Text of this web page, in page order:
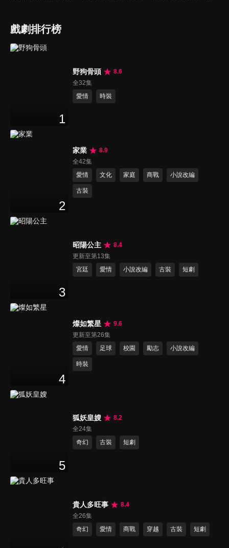
戲劇排行榜
1
野狗骨頭
8.6
全32集
愛情
時裝
2
家業
8.9
全42集
愛情
文化 家庭 商戰 小說改編
古裝
3
昭陽公主
8.4
更新至第13集
宮廷
愛情 小說改編 古裝 短劇
4
燦如繁星
9.6
更新至第26集
愛情
足球 校園 勵志 小說改編
時裝
5
狐妖皇嫂
8.2
全24集
奇幻
古裝 短劇
貴人多旺事
8.4
全26集
奇幻
愛情 商戰 穿越 古裝 短劇